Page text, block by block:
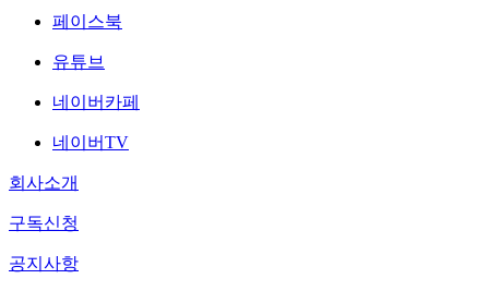
페이스북
유튜브
네이버카페
네이버TV
회사소개
구독신청
공지사항